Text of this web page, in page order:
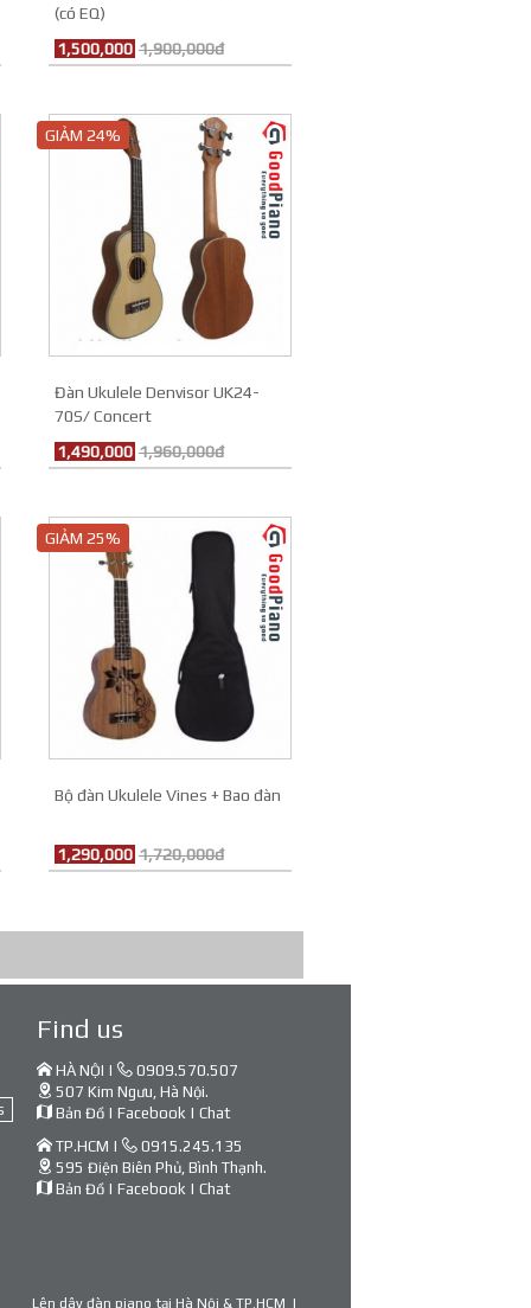
(có EQ)
1,500,000 1,900,000đ
GIẢM 24%
Đàn Ukulele Denvisor UK24-
70S/ Concert
1,490,000 1,960,000đ
GIẢM 25%
Bộ đàn Ukulele Vines + Bao đàn
1,290,000 1,720,000đ
Find us
HÀ NỘI |
0909.570.507
507 Kim Ngưu, Hà Nội.
Bản Đồ | Facebook | Chat
TP.HCM |
0915.245.135
595 Điện Biên Phủ, Bình Thạnh.
Bản Đồ | Facebook | Chat
Lên dây đàn piano tại Hà Nội & TP.HCM